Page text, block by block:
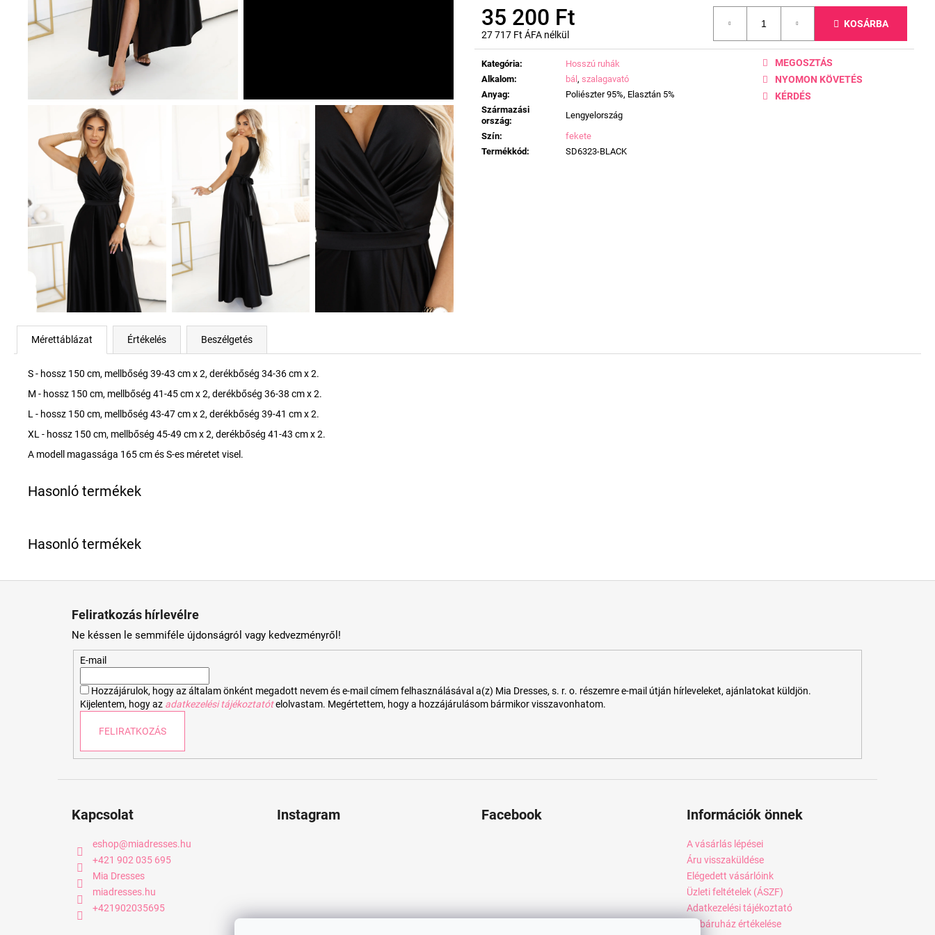
35 200 Ft
27 717 Ft ÁFA nélkül
Egységár:
KOSÁRBA
Kategória:
Hosszú ruhák
Alkalom: bál, szalagavató
Anyag:
Poliészter 95%, Elasztán 5%
Származási
ország:
Lengyelország
Szín:
fekete
Termékkód: SD6323-BLACK
KÉRDÉS
NYOMON KÖVETÉS
MEGOSZTÁS
Mérettáblázat Értékelés Beszélgetés
S - hossz 150 cm, mellbőség 39-43 cm x 2, derékbőség 34-36 cm x 2.
M - hossz 150 cm, mellbőség 41-45 cm x 2, derékbőség 36-38 cm x 2.
L - hossz 150 cm, mellbőség 43-47 cm x 2, derékbőség 39-41 cm x 2.
XL - hossz 150 cm, mellbőség 45-49 cm x 2, derékbőség 41-43 cm x 2.
A modell magassága 165 cm és S-es méretet visel.
Feliratkozás hírlevélre
Ne késsen le semmiféle újdonságról vagy kedvezményről!
E-mail
Hozzájárulok, hogy az általam önként megadott nevem és e-mail címem felhasználásával a(z) Mia Dresses, s. r. o. részemre e-mail útján hírleveleket, ajánlatokat küldjön.
Kijelentem, hogy az adatkezelési tájékoztatót elolvastam. Megértettem, hogy a hozzájárulásom bármikor visszavonhatom.
FELIRATKOZÁS
Kapcsolat
eshop@miadresses.hu
+421 902 035 695
Mia Dresses
miadresses.hu
+421902035695
Instagram Facebook Információk önnek
A vásárlás lépései
Áru visszaküldése
Elégedett vásárlóink
Üzleti feltételek (ÁSZF)
Adatkezelési tájékoztató
Webáruház értékelése